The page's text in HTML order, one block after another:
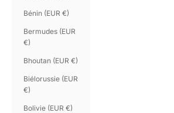
Bénin (EUR €)
Bermudes (EUR
€)
Bhoutan (EUR €)
Biélorussie (EUR
€)
Bolivie (EUR €)